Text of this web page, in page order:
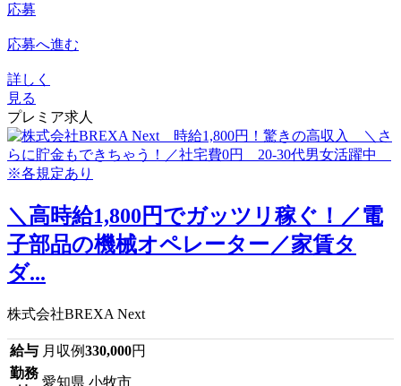
応募
応募へ進む
詳しく
見る
プレミア求人
＼高時給1,800円でガッツリ稼ぐ！／電
子部品の機械オペレーター／家賃タ
ダ...
株式会社BREXA Next
給与 月収例330,000円
勤務
愛知県 小牧市